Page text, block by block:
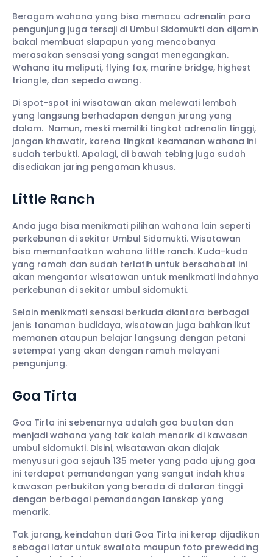
Beragam wahana yang bisa memacu adrenalin para
pengunjung juga tersaji di Umbul Sidomukti dan dijamin
bakal membuat siapapun yang mencobanya
merasakan sensasi yang sangat menegangkan.
Wahana itu meliputi, flying fox, marine bridge, highest
triangle, dan sepeda awang.
Di spot-spot ini wisatawan akan melewati lembah
yang langsung berhadapan dengan jurang yang
dalam. Namun, meski memiliki tingkat adrenalin tinggi,
jangan khawatir, karena tingkat keamanan wahana ini
sudah terbukti. Apalagi, di bawah tebing juga sudah
disediakan jaring pengaman khusus.
Little Ranch
Anda juga bisa menikmati pilihan wahana lain seperti
perkebunan di sekitar Umbul Sidomukti. Wisatawan
bisa memanfaatkan wahana little ranch. Kuda-kuda
yang ramah dan sudah terlatih untuk bersahabat ini
akan mengantar wisatawan untuk menikmati indahnya
perkebunan di sekitar umbul sidomukti.
Selain menikmati sensasi berkuda diantara berbagai
jenis tanaman budidaya, wisatawan juga bahkan ikut
memanen ataupun belajar langsung dengan petani
setempat yang akan dengan ramah melayani
pengunjung.
Goa Tirta
Goa Tirta ini sebenarnya adalah goa buatan dan
menjadi wahana yang tak kalah menarik di kawasan
umbul sidomukti. Disini, wisatawan akan diajak
menyusuri goa sejauh 135 meter yang pada ujung goa
ini terdapat pemandangan yang sangat indah khas
kawasan perbukitan yang berada di dataran tinggi
dengan berbagai pemandangan lanskap yang
menarik.
Tak jarang, keindahan dari Goa Tirta ini kerap dijadikan
sebagai latar untuk swafoto maupun foto prewedding